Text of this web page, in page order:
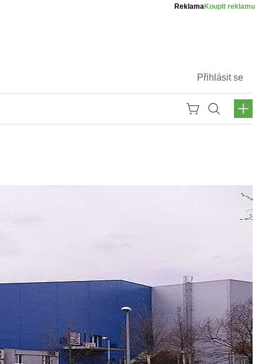
ReklamaKoupit reklamu
Přihlásit se